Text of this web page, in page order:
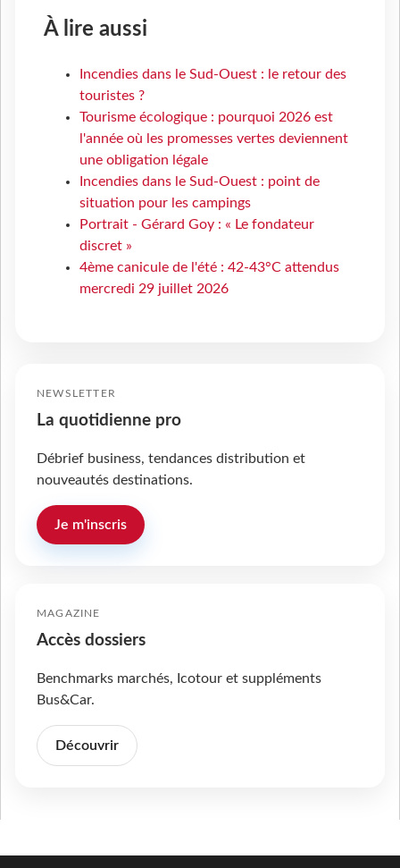
À lire aussi
Incendies dans le Sud-Ouest : le retour des
touristes ?
Tourisme écologique : pourquoi 2026 est
l'année où les promesses vertes deviennent
une obligation légale
Incendies dans le Sud-Ouest : point de
situation pour les campings
Portrait - Gérard Goy : « Le fondateur
discret »
4ème canicule de l'été : 42-43°C attendus
mercredi 29 juillet 2026
NEWSLETTER
La quotidienne pro
Débrief business, tendances distribution et
nouveautés destinations.
Je m'inscris
MAGAZINE
Accès dossiers
Benchmarks marchés, Icotour et suppléments
Bus&Car.
Découvrir